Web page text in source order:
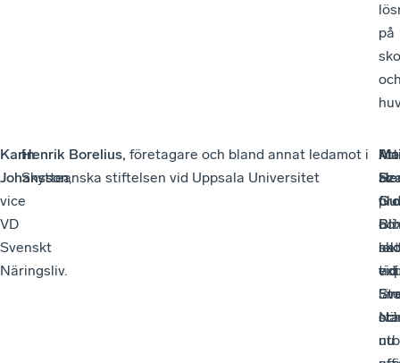
på
Karin
Johansson,
vice
VD
Svenskt
Näringsliv.
Henrik Borelius, företagare och bland annat ledamot i
Skytteanska stiftelsen vid Uppsala Universitet
vid
i
nu
är